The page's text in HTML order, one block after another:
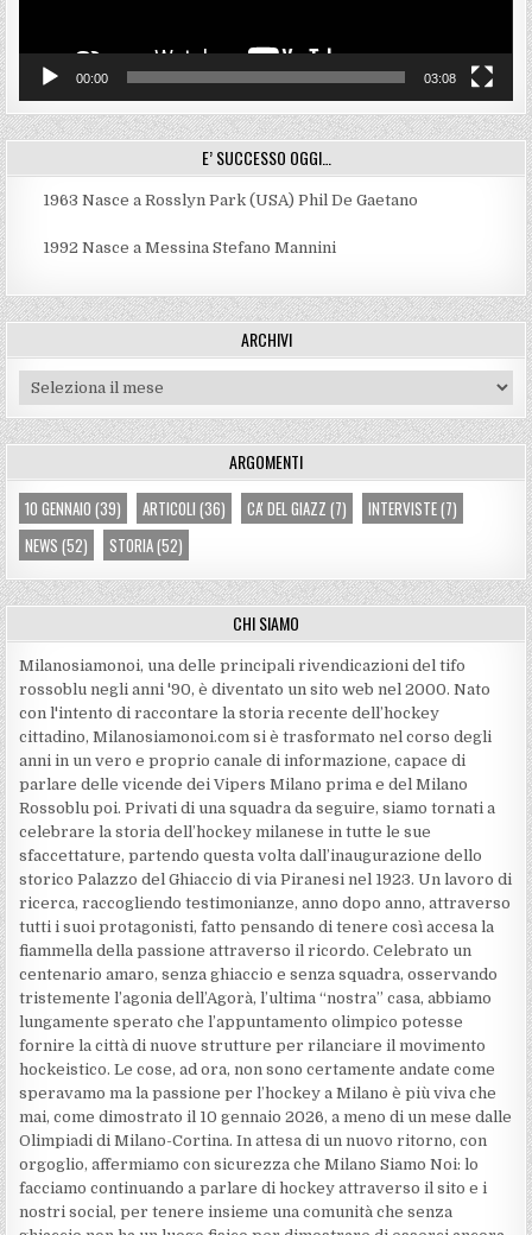
00:00 03:08
E’ SUCCESSO OGGI…
1963 Nasce a Rosslyn Park (USA) Phil De Gaetano
1992 Nasce a Messina Stefano Mannini
ARCHIVI
Archivi
ARGOMENTI
10 GENNAIO (39) ARTICOLI (36) CA' DEL GIAZZ (7) INTERVISTE(7)
NEWS (52) STORIA(52)
CHI SIAMO
Milanosiamonoi, una delle principali rivendicazioni del tifo
rossoblu negli anni '90, è diventato un sito web nel 2000. Nato
con l'intento di raccontare la storia recente dell’hockey
cittadino, Milanosiamonoi.com si è trasformato nel corso degli
anni in un vero e proprio canale di informazione, capace di
parlare delle vicende dei Vipers Milano prima e del Milano
Rossoblu poi. Privati di una squadra da seguire, siamo tornati a
celebrare la storia dell’hockey milanese in tutte le sue
sfaccettature, partendo questa volta dall’inaugurazione dello
storico Palazzo del Ghiaccio di via Piranesi nel 1923. Un lavoro di
ricerca, raccogliendo testimonianze, anno dopo anno, attraverso
tutti i suoi protagonisti, fatto pensando di tenere così accesa la
fiammella della passione attraverso il ricordo. Celebrato un
centenario amaro, senza ghiaccio e senza squadra, osservando
tristemente l’agonia dell’Agorà, l’ultima “nostra” casa, abbiamo
lungamente sperato che l’appuntamento olimpico potesse
fornire la città di nuove strutture per rilanciare il movimento
hockeistico. Le cose, ad ora, non sono certamente andate come
speravamo ma la passione per l’hockey a Milano è più viva che
mai, come dimostrato il 10 gennaio 2026, a meno di un mese dalle
Olimpiadi di Milano-Cortina. In attesa di un nuovo ritorno, con
orgoglio, affermiamo con sicurezza che Milano Siamo Noi: lo
facciamo continuando a parlare di hockey attraverso il sito e i
nostri social, per tenere insieme una comunità che senza